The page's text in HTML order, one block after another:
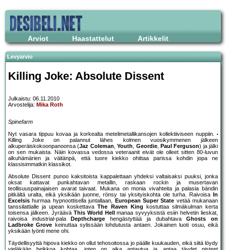
Arviot Haastattelut Artikkelit
Levyarvio
Killing Joke: Absolute Dissent
Julkaistu: 06.11.2010
Arvostelija: Mika Roth
Spinefarm
Nyt vasara tippuu kovaa ja korkealta metelimetallikansojen kollektiiviseen nuppiin.
Killing Joke on palannut lähes kolmen vuosikymmenen jälkeen
alkuperäiskokoonpanoonsa (Jaz Coleman,Youth, Geordie, Paul Ferguson) ja jälki
on sen mukaista. Näin kovassa vedossa veteraanit eivät ole olleet sitten 80-luvun
alkuhämärien ja väitänpä, että tuore kiekko ohittaa parissa kohdin jopa ne
klassisimmatkin klassikot.
Absolute Dissent punoo kaksitoista kappalettaan yhdeksi valtaisaksi puuksi, jonka
oksat kattavat punkahtavan metallin, raskaan rockin ja musertavan
teollisuuspainajaisen avarat taivaat. Mukana on monia vivahteita ja palasia bändin
pitkältä uralta, eikä yksikään juonne, rönsy tai yksityiskohta ole turha. Raivoisa
In
Excelsis hurmaa hypnoottisella juntallaan, European Super State vetää mukanaan
tanssilattialle ja upean koskettavaThe Raven King kostuttaa silmäkulman kerta
toisensa jälkeen. Jyräävä This World Hell
manaa syvyyksistä esiin helvetin lieskat,
raivoisa industrial-pala
Depthcharge hengästyttää ja dubahtavaGhosts on
Ladbroke Grove keinuttaa sylissään lohdutusta antaen. Jokainen luoti osuu, eikä
yksikään lyönti mene ohi.
Täydellisyyttä hipova kiekko on ollut tehosoitossa jo päälle kuukauden, eikä siitä löydy